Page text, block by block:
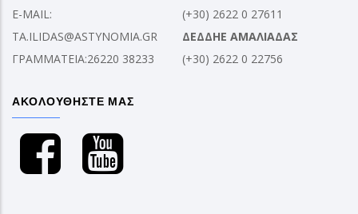
E-MAIL:
TA.ILIDAS@ASTYNOMIA.GR
ΓΡΑΜΜΑΤΕΙΑ:26220 38233
(+30) 2622 0 27611
ΔΕΔΔΗΕ ΑΜΑΛΙΑΔΑΣ
(+30) 2622 0 22756
ΑΚΟΛΟΥΘΗΣΤΕ ΜΑΣ